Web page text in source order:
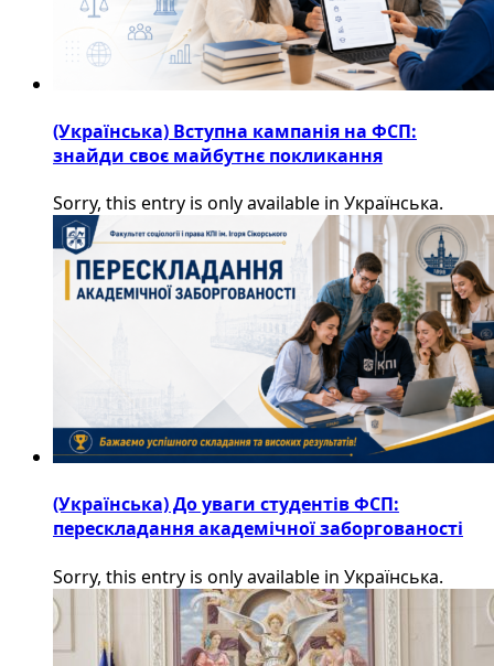
(Українська) Вступна кампанія на ФСП:
знайди своє майбутнє покликання
Sorry, this entry is only available in Українська.
(Українська) До уваги студентів ФСП:
перескладання академічної заборгованості
Sorry, this entry is only available in Українська.